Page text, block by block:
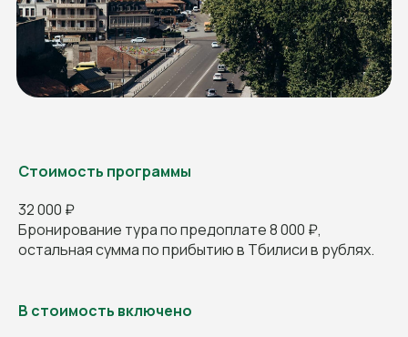
Стоимость программы
32 000 ₽
Бронирование тура по предоплате 8 000 ₽,
остальная сумма по прибытию в Тбилиси в рублях.
В стоимость включено